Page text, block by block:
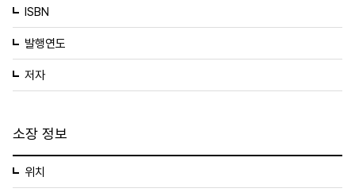
ISBN
발행연도
저자
소장 정보
위치